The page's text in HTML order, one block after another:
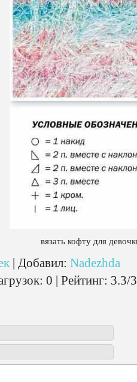
вязать кофту для
| Добавил: Nadezhda
: 0 | Рейтинг: 3.3/3